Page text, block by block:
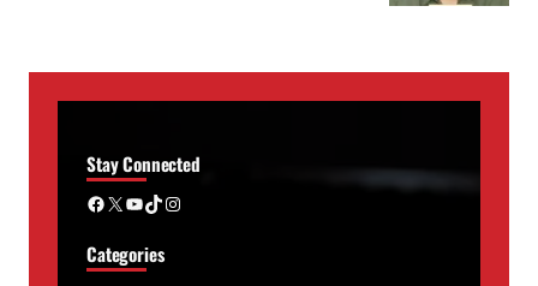
Stay Connected
Facebook X YouTube TikTok Instagram
Categories